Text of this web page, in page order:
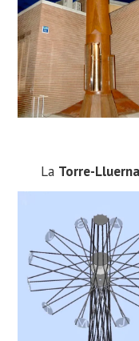
La Torre-